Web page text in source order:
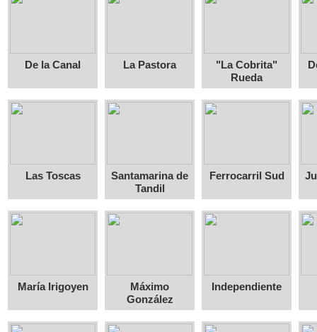
De la Canal La Pastora
"La Cobrita"
Rueda
Las Toscas
Santamarina de
Tandil
Ferrocarril Sud
María Irigoyen
Máximo
González
Independiente